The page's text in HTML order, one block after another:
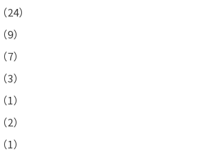
（24）
（9）
（7）
（3）
（1）
（2）
（1）